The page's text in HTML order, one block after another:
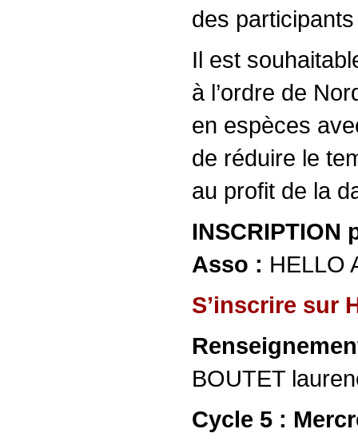
des participants
Il est
à l’ordre de
en espèces
de réduire le
au profit de la
INSCRIPTION
Asso : HELLO
S’inscrire sur
BOUTET
Cycle 5 :